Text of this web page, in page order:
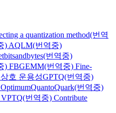
a quantization method(번역
) AQLM(번역중)
bitsandbytes(번역중)
) FBGEMM(번역중) Fine-
호 운용성GPTQ(번역중)
QuantoQuark(번역중)
(번역중) Contribute